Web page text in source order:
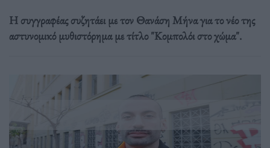
Η συγγραφέας συζητάει με τον Θανάση Μήνα για το νέο της
αστυνομικό μυθιστόρημα με τίτλο "Κομπολόι στο χώμα".